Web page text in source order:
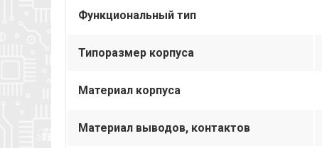
Функциональный тип
Типоразмер корпуса
Материал корпуса
Материал выводов, контактов